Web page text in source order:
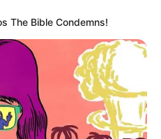
əyləncəli və mədəni tədbirlər
üçün musiqili-konsert
ifaçıların çıxışları
məqsəd yerli
The Bible Condemns!